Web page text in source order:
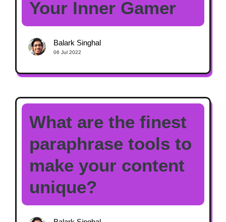
Your Inner Gamer
Balark Singhal
06 Jul 2022
What are the finest
paraphrase tools to
make your content
unique?